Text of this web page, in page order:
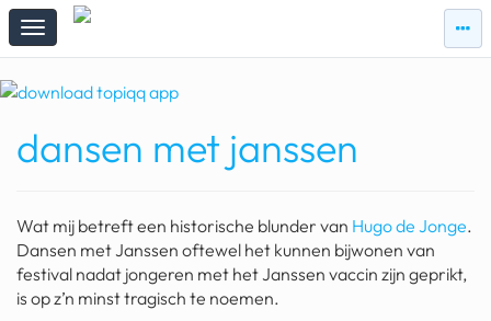
zie
topiqqs
zie
#vandaag
Topiqqs Reacties
ark van noach
pokemon kaarten
dansen met janssen
Wat mij betreft een historische blunder van Hugo de Jonge.
Dansen met Janssen oftewel het kunnen bijwonen van
festival nadat jongeren met het Janssen vaccin zijn geprikt,
is op z’n minst tragisch te noemen.